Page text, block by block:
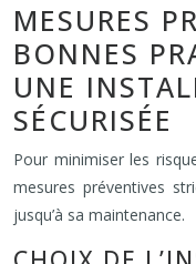
MESURES
BONNES
UNE
SÉCURISÉE
Pour minimiser les
mesures préventives
jusqu’à sa maintenance.